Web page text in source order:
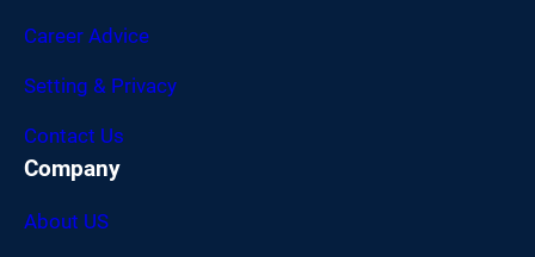
Career Advice
Setting & Privacy
Contact Us
Company
About US